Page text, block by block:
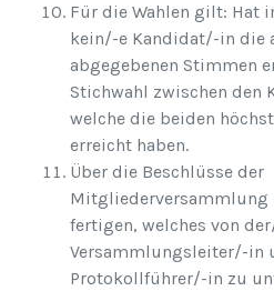
Für die Wahlen gilt: Hat
kein/-e Kandidat/-in die
abgegebenen Stimmen
Stichwahl zwischen den
welche die beiden
erreicht haben.
Über die Beschlüsse der
Mitgliederversammlung
fertigen, welches von
Versammlungsleiter/-in
Protokollführer/-in zu